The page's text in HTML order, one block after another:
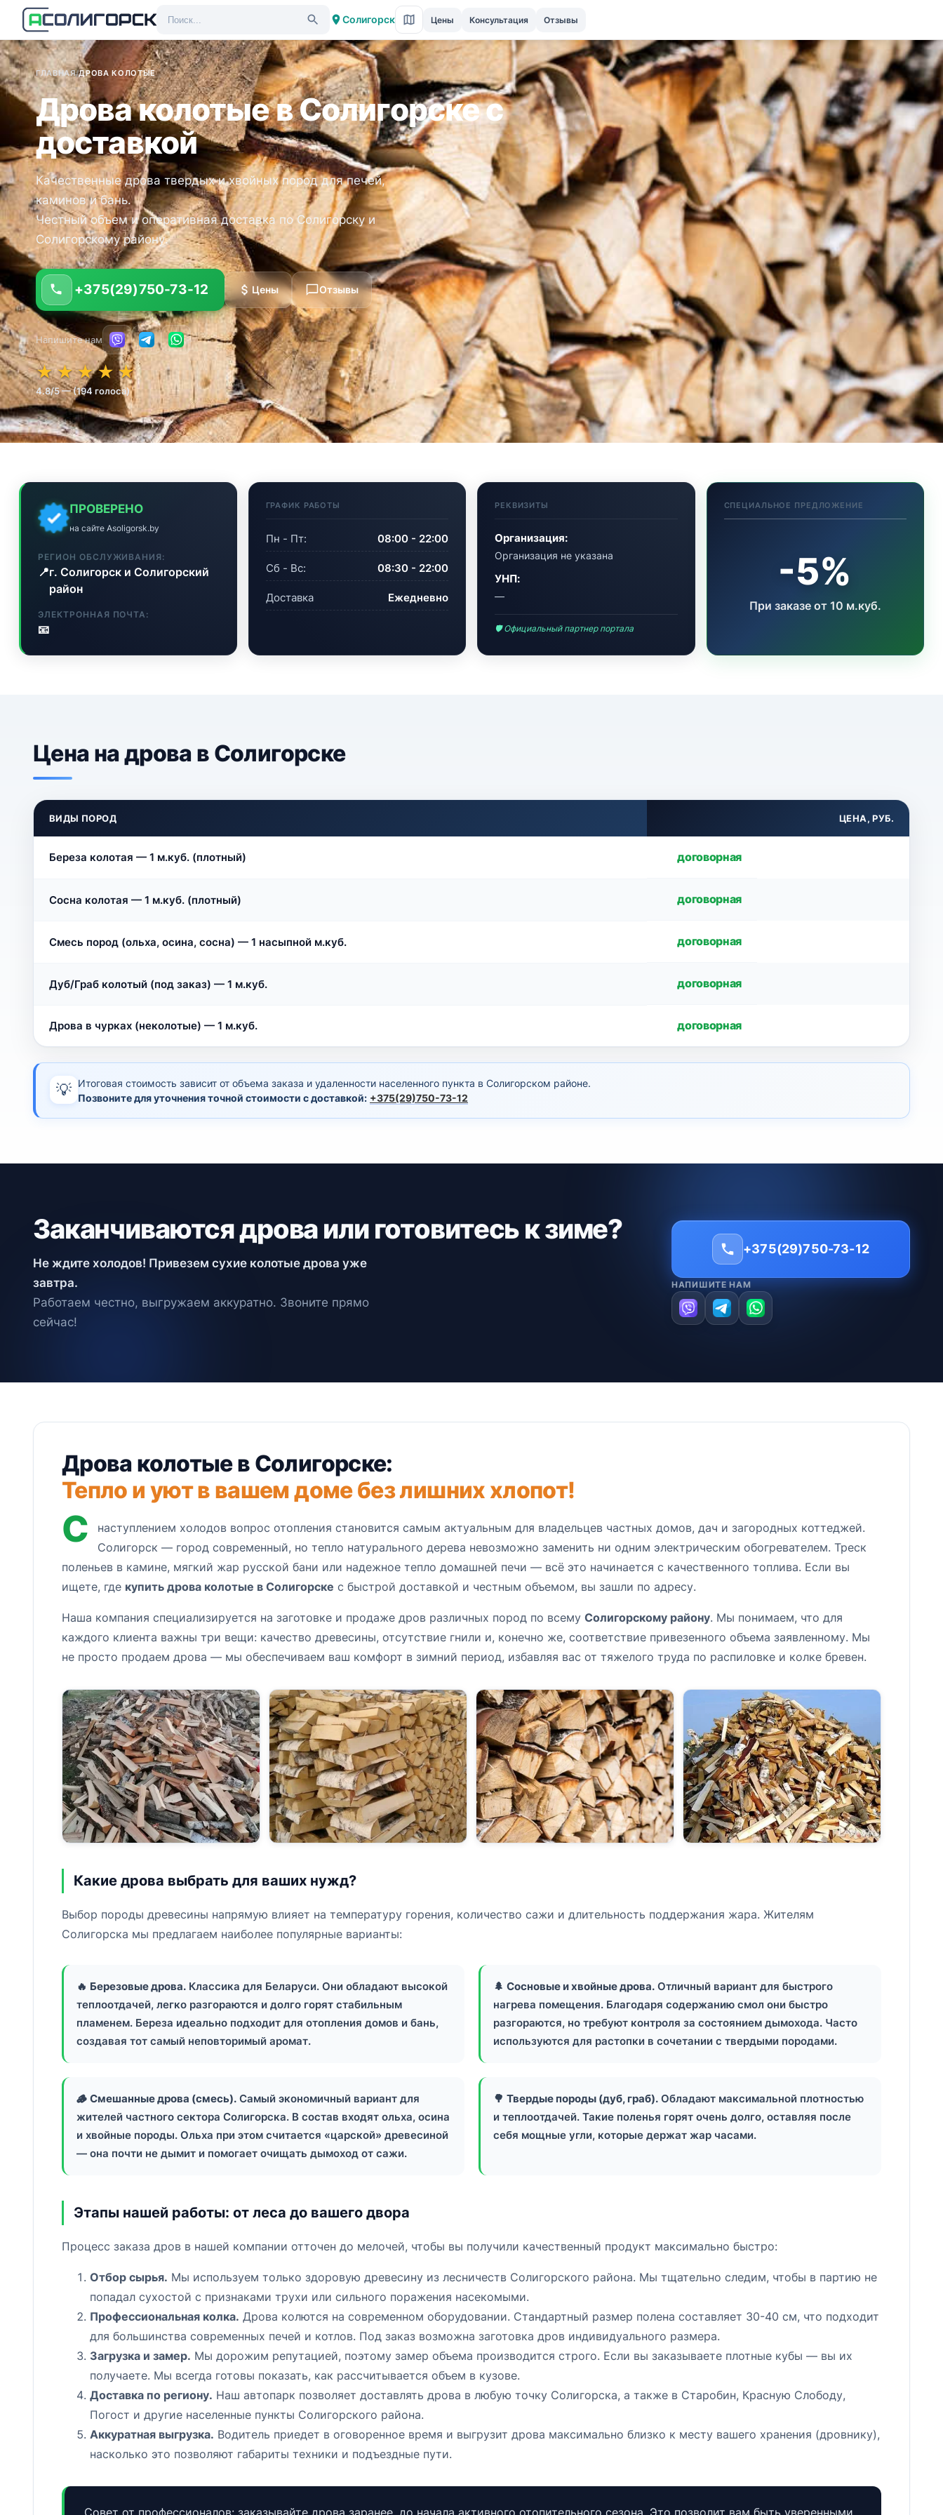
Солигорск Цены Консультация Отзывы
ГЛАВНАЯ/ДРОВА КОЛОТЫЕ
Дрова колотые в Солигорске с
доставкой
★★★★★
★★★★★
★★★★★
4.8/5 — (194 голоса)
Качественные дрова твердых и хвойных пород для печей,
каминов и бань.
Честный объем и оперативная доставка по Солигорску и
Солигорскому району.
+375(29)750-73-12 Цены Отзывы
Напишите нам
ПРОВЕРЕНО
на сайте Asoligorsk.by
РЕГИОН ОБСЛУЖИВАНИЯ:
📍г. Солигорск и Солигорский
район
ЭЛЕКТРОННАЯ ПОЧТА:
📧
ГРАФИК РАБОТЫ
Пн - Пт: 08:00 - 22:00
Сб - Вс: 08:30 - 22:00
Доставка Ежедневно
РЕКВИЗИТЫ
Организация:
Организация не указана
УНП:
—
🛡 Официальный партнер портала
СПЕЦИАЛЬНОЕ ПРЕДЛОЖЕНИЕ
-5%
При заказе от 10 м.куб.
Цена на дрова в Солигорске
ВИДЫ ПОРОД ЦЕНА, РУБ.
Береза колотая — 1 м.куб. (плотный) договорная
Сосна колотая — 1 м.куб. (плотный) договорная
Смесь пород (ольха, осина, сосна) — 1 насыпной м.куб. договорная
Дуб/Граб колотый (под заказ) — 1 м.куб. договорная
Дрова в чурках (неколотые) — 1 м.куб. договорная
💡 Итоговая стоимость зависит от объема заказа и удаленности населенного пункта в Солигорском районе.
Позвоните для уточнения точной стоимости с доставкой: +375(29)750-73-12
Заканчиваются дрова или готовитесь к зиме?
Не ждите холодов! Привезем сухие колотые дрова уже
завтра.
Работаем честно, выгружаем аккуратно. Звоните прямо
сейчас!
+375(29)750-73-12
НАПИШИТЕ НАМ
Дрова колотые в Солигорске:
Тепло и уют в вашем доме без лишних хлопот!
С
наступлением холодов вопрос отопления становится самым актуальным для владельцев частных домов, дач и загородных коттеджей.
Солигорск — город современный, но тепло натурального дерева невозможно заменить ни одним электрическим обогревателем. Треск
поленьев в камине, мягкий жар русской бани или надежное тепло домашней печи — всё это начинается с качественного топлива. Если вы
ищете, где купить дрова колотые в Солигорске с быстрой доставкой и честным объемом, вы зашли по адресу.
Наша компания специализируется на заготовке и продаже дров различных пород по всему Солигорскому району. Мы понимаем, что для
каждого клиента важны три вещи: качество древесины, отсутствие гнили и, конечно же, соответствие привезенного объема заявленному. Мы
не просто продаем дрова — мы обеспечиваем ваш комфорт в зимний период, избавляя вас от тяжелого труда по распиловке и колке бревен.
Какие дрова выбрать для ваших нужд?
Выбор породы древесины напрямую влияет на температуру горения, количество сажи и длительность поддержания жара. Жителям
Солигорска мы предлагаем наиболее популярные варианты:
🔥 Березовые дрова. Классика для Беларуси. Они обладают высокой
теплоотдачей, легко разгораются и долго горят стабильным
пламенем. Береза идеально подходит для отопления домов и бань,
создавая тот самый неповторимый аромат.
🌲 Сосновые и хвойные дрова. Отличный вариант для быстрого
нагрева помещения. Благодаря содержанию смол они быстро
разгораются, но требуют контроля за состоянием дымохода. Часто
используются для растопки в сочетании с твердыми породами.
🪵 Смешанные дрова (смесь). Самый экономичный вариант для
жителей частного сектора Солигорска. В состав входят ольха, осина
и хвойные породы. Ольха при этом считается «царской» древесиной
— она почти не дымит и помогает очищать дымоход от сажи.
🌳 Твердые породы (дуб, граб). Обладают максимальной плотностью
и теплоотдачей. Такие поленья горят очень долго, оставляя после
себя мощные угли, которые держат жар часами.
Этапы нашей работы: от леса до вашего двора
Процесс заказа дров в нашей компании отточен до мелочей, чтобы вы получили качественный продукт максимально быстро:
Отбор сырья. Мы используем только здоровую древесину из лесничеств Солигорского района. Мы тщательно следим, чтобы в партию не
попадал сухостой с признаками трухи или сильного поражения насекомыми.
Профессиональная колка. Дрова колются на современном оборудовании. Стандартный размер полена составляет 30-40 см, что подходит
для большинства современных печей и котлов. Под заказ возможна заготовка дров индивидуального размера.
Загрузка и замер. Мы дорожим репутацией, поэтому замер объема производится строго. Если вы заказываете плотные кубы — вы их
получаете. Мы всегда готовы показать, как рассчитывается объем в кузове.
Доставка по региону. Наш автопарк позволяет доставлять дрова в любую точку Солигорска, а также в Старобин, Красную Слободу,
Погост и другие населенные пункты Солигорского района.
Аккуратная выгрузка. Водитель приедет в оговоренное время и выгрузит дрова максимально близко к месту вашего хранения (дровнику),
насколько это позволяют габариты техники и подъездные пути.
Совет от профессионалов: заказывайте дрова заранее, до начала активного отопительного сезона. Это позволит вам быть уверенными